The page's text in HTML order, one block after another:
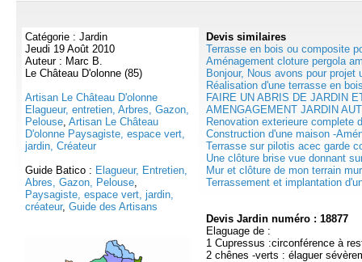
Catégorie : Jardin
Jeudi 19 Août 2010
Auteur : Marc B.
Le Château D'olonne (85)
Artisan Le Château D'olonne
Elagueur, entretien, Arbres, Gazon,
Pelouse, Artisan Le Château
D'olonne Paysagiste, espace vert,
jardin, Créateur
Guide Batico : Elagueur, Entretien,
Abres, Gazon, Pelouse,
Paysagiste, espace vert, jardin,
créateur, Guide des Artisans
Devis similaires
Terrasse en bois ou composite
Aménagement cloture pergola
Bonjour, Nous avons pour projet
Réalisation d'une terrasse en
FAIRE UN ABRIS DE JARDIN
AMENGAGEMENT JARDIN
Renovation exterieure complete
Construction d'une maison -
Terrasse sur pilotis acec garde
Une clôture brise vue donnant
Mur et clôture de mon terrain
Terrassement et implantation
Devis Jardin numéro : 18877
Elaguage de :
1 Cupressus :circonférence à
2 chênes -verts : élaguer